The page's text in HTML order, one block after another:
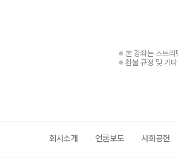
※ 본 강좌는 스트리
※ 환불 규정 및 기
회사소개 언론보도 사회공헌